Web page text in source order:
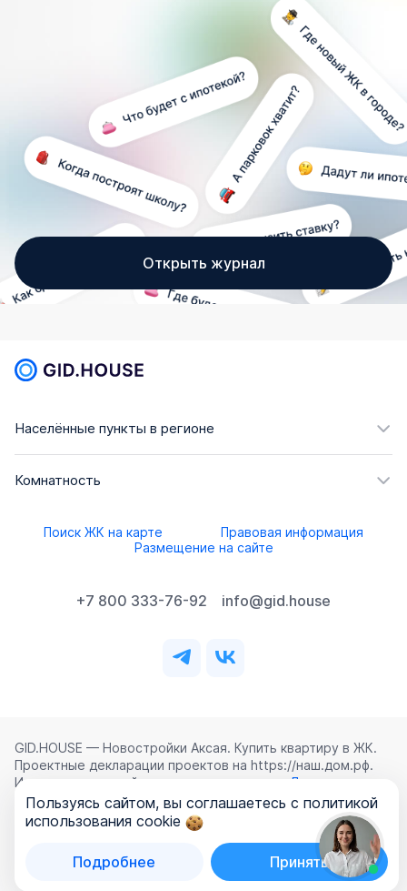
Открыть журнал
Населённые пункты в регионе
Комнатность
Поиск ЖК на карте
Правовая информация
Размещение на сайте
+7 800 333-76-92 info@gid.house
GID.HOUSE — Новостройки Аксая. Купить квартиру в ЖК.
Проектные декларации проектов на https://наш.дом.рф.
Использование сайта означает согласие с
Лицензионным
соглашением ,Политикой конфиденциальностии
Политикой обработки персональных данных
ООО «ГИД.ХАУЗ»
Пользуясь сайтом, вы соглашаетесь с политикой
использования cookie
Подробнее Принять